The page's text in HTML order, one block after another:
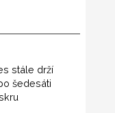
stále drží
šedesáti